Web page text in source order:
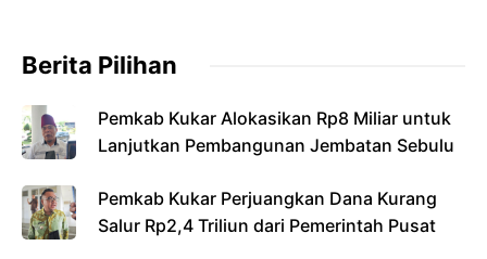
Berita Pilihan
Pemkab Kukar Alokasikan Rp8 Miliar untuk
Lanjutkan Pembangunan Jembatan Sebulu
Pemkab Kukar Perjuangkan Dana Kurang
Salur Rp2,4 Triliun dari Pemerintah Pusat